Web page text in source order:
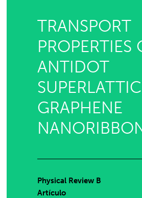
TRANSPORT
PROPERTIES
ANTIDOT
GRAPHENE
Physical Review B
Artículo